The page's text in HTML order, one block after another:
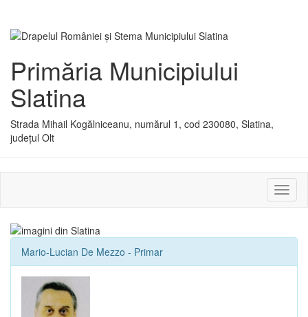
Primăria Municipiului
Slatina
Strada Mihail Kogălniceanu, numărul 1, cod 230080, Slatina,
județul Olt
sau
Mario-Lucian De Mezzo - Primar